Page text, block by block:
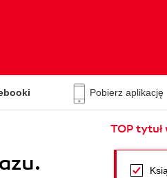
Pobierz aplikację
TOP tytuł